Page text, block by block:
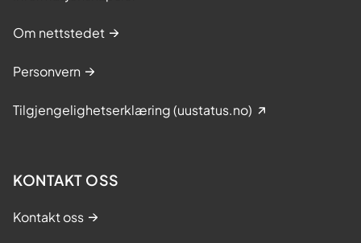
Om nettstedet
Personvern
Tilgjengelighetserklæring (uustatus.no)
KONTAKT OSS
Kontakt oss